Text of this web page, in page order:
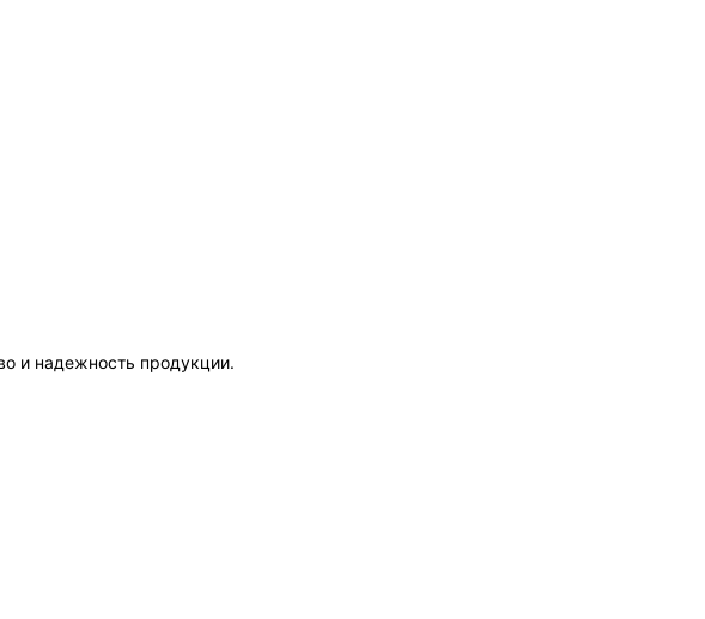
и надежность продукции.